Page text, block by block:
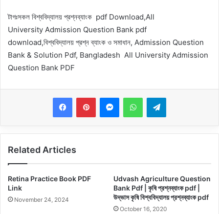
টাগঃসকল বিশ্ববিদ্যালয় প্রশ্নব্যাংক pdf Download,All
University Admission Question Bank pdf
download,বিশ্ববিদ্যালয় প্রশ্ন ব্যাংক ও সমাধান, Admission Question
Bank & Solution Pdf, Bangladesh All University Admission
Question Bank PDF
MessengerWhatsAppTelegram
Related Articles
Retina Practice Book PDF
Link
November 24, 2024
Udvash Agriculture Question
Bank Pdf | কৃষি প্রশ্নব্যাংক pdf |
উদ্ভাস কৃষি বিশ্ববিদ্যালয় প্রশ্নব্যাংক pdf
October 16, 2020